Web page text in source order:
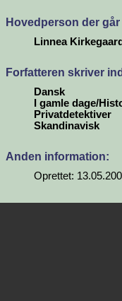
Hovedperson der
Linnea
Forfatteren skriver
Dansk
I gamle dage/
Privatdetektiver
Skandinavisk
Anden information:
Oprettet: